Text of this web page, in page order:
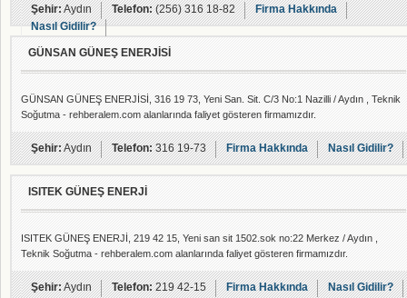
Şehir:Aydın Telefon:(256) 316 18-82
Firma Hakkında
Nasıl Gidilir?
GÜNSAN GÜNEŞ ENERJİSİ
GÜNSAN GÜNEŞ ENERJİSİ, 316 19 73, Yeni San. Sit. C/3 No:1 Nazilli / Aydın , Teknik
Soğutma - rehberalem.com alanlarında faliyet gösteren firmamızdır.
Şehir:Aydın Telefon:316 19-73 Firma Hakkında Nasıl Gidilir?
ISITEK GÜNEŞ ENERJİ
ISITEK GÜNEŞ ENERJİ, 219 42 15, Yeni san sit 1502.sok no:22 Merkez / Aydın ,
Teknik Soğutma - rehberalem.com alanlarında faliyet gösteren firmamızdır.
Şehir:Aydın Telefon:219 42-15 Firma Hakkında Nasıl Gidilir?